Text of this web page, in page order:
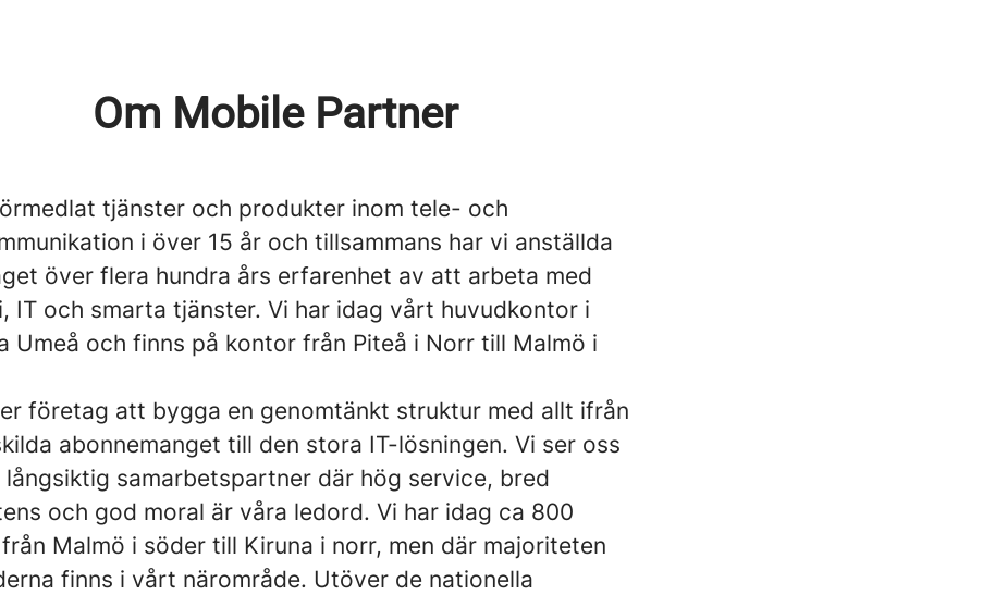
Om Mobile Partner
tjänster och produkter inom tele- och
i över 15 år och tillsammans har vi anställda
över flera hundra års erfarenhet av att arbeta med
IT och smarta tjänster. Vi har idag vårt huvudkontor i
Umeå och finns på kontor från Piteå i Norr till Malmö i
företag att bygga en genomtänkt struktur med allt ifrån
abonnemanget till den stora IT-lösningen. Vi ser oss
långsiktig samarbetspartner där hög service, bred
och god moral är våra ledord. Vi har idag ca 800
Malmö i söder till Kiruna i norr, men där majoriteten
finns i vårt närområde. Utöver de nationella